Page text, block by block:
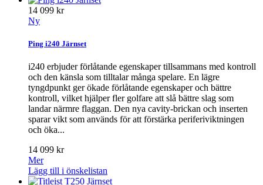
14 099 kr
Ny
Ping i240 Järnset
i240 erbjuder förlåtande egenskaper tillsammans med kontroll
och den känsla som tilltalar många spelare. En lägre
tyngdpunkt ger ökade förlåtande egenskaper och bättre
kontroll, vilket hjälper fler golfare att slå bättre slag som
landar närmre flaggan. Den nya cavity-brickan och inserten
sparar vikt som används för att förstärka periferiviktningen
och öka...
14 099 kr
Mer
Lägg till i önskelistan